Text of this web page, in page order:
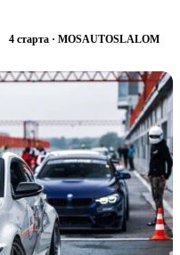
4 старта · MOSAUTOSLALOM